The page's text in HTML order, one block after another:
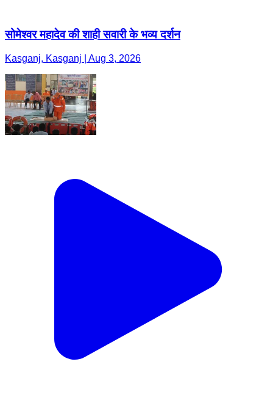
सोमेश्वर महादेव की शाही सवारी के भव्य दर्शन
Kasganj, Kasganj | Aug 3, 2026